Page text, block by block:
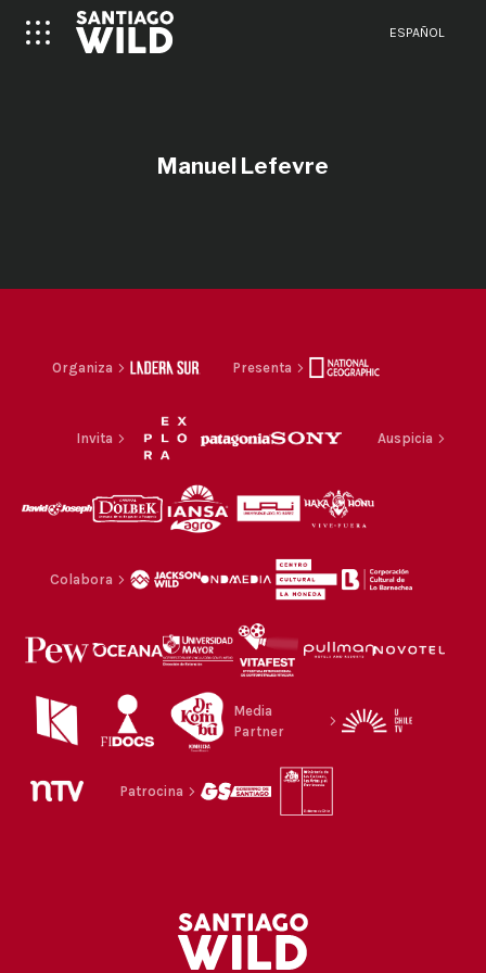
ESPAÑOL
Manuel Lefevre
Organiza Presenta
Invita Auspicia
Colabora
Media
Partner
Patrocina